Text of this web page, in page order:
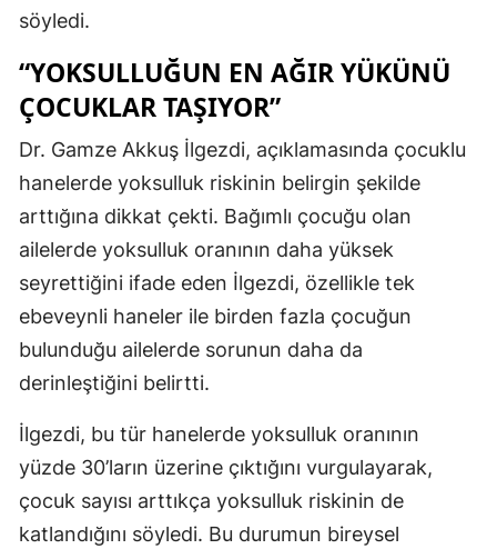
söyledi.
“YOKSULLUĞUN EN AĞIR YÜKÜNÜ
ÇOCUKLAR TAŞIYOR”
Dr. Gamze Akkuş İlgezdi, açıklamasında çocuklu
hanelerde yoksulluk riskinin belirgin şekilde
arttığına dikkat çekti. Bağımlı çocuğu olan
ailelerde yoksulluk oranının daha yüksek
seyrettiğini ifade eden İlgezdi, özellikle tek
ebeveynli haneler ile birden fazla çocuğun
bulunduğu ailelerde sorunun daha da
derinleştiğini belirtti.
İlgezdi, bu tür hanelerde yoksulluk oranının
yüzde 30’ların üzerine çıktığını vurgulayarak,
çocuk sayısı arttıkça yoksulluk riskinin de
katlandığını söyledi. Bu durumun bireysel